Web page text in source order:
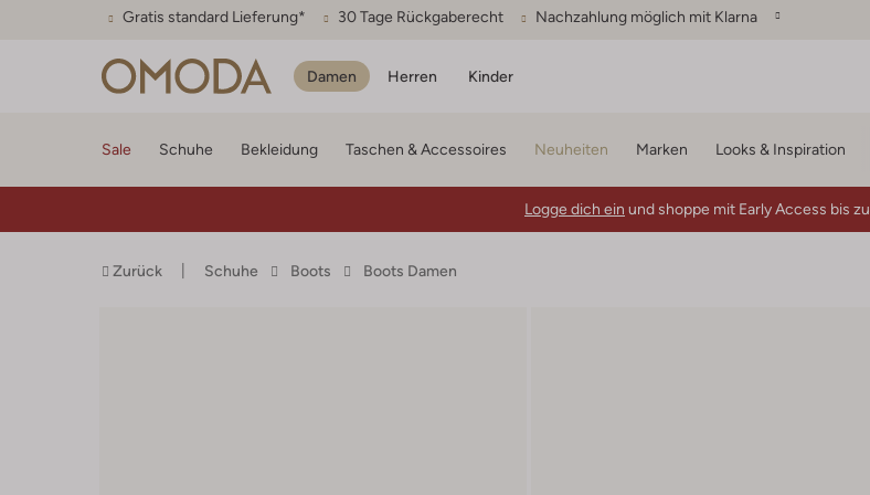
Gratis standard Lieferung* 30 Tage Rückgaberecht Nachzahlung möglich mit Klarna
Damen Herren Kinder
Sale Schuhe Bekleidung Taschen & Accessoires Neuheiten Marken Looks & Inspiration
Logge dich ein und shoppe mit Early Access bis zu
Zurück Schuhe Boots Boots Damen